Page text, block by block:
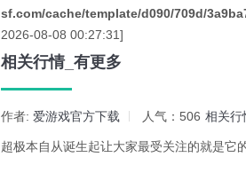
sf.com/cache/template/d090/709d/
2026-08-08 00:27:31]
相关行情_有更多
作者: 爱游戏官方下载 人气：506 相关行
超极本自从诞生起让大家最受关注的就是它